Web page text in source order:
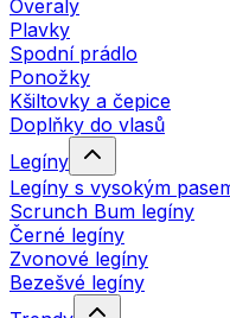
Overaly
Plavky
Spodní prádlo
Ponožky
Kšiltovky a čepice
Doplňky do vlasů
Legíny
Legíny s vysokým
Scrunch Bum legíny
Černé legíny
Zvonové legíny
Bezešvé legíny